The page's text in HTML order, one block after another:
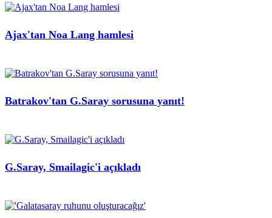
Ajax'tan Noa Lang hamlesi
Batrakov'tan G.Saray sorusuna yanıt!
G.Saray, Smailagic'i açıkladı